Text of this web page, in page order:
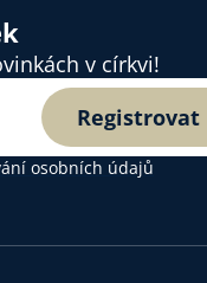
v církvi!
Registrovat
osobních údajů